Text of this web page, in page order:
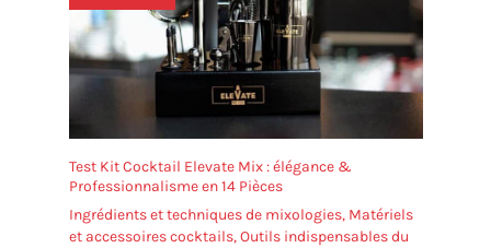
Test Kit Cocktail Elevate Mix : élégance &
Professionnalisme en 14 Pièces
Ingrédients et techniques de mixologies, Matériels
et accessoires cocktails,Outils indispensables du